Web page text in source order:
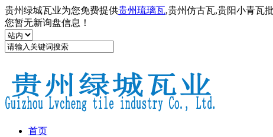
贵州绿城瓦业为您免费提供贵州琉璃瓦,贵州仿古瓦,贵阳小青瓦
您暂无新询盘信息！
首页